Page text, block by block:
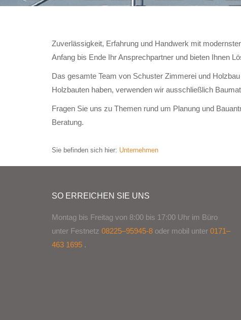
Zuverlässigkeit, Erfahrung und Handwerk mit
Anfang bis Ende Ihr Ansprechpartner und bieten Ihnen
Das gesamte Team von Schuster Zimmerei und
Holzbauten haben, verwenden wir ausschließlich
Fragen Sie uns zu Themen rund um Planung und
Beratung.
Sie befinden sich hier: Unternehmen
SO ERREICHEN SIE UNS
Montag bis Freitag von 8:00 bis 17:00 Uhr im Büro
unter Festnetz 08225–95945-8 oder mobil unter 0171–
463 1695 .